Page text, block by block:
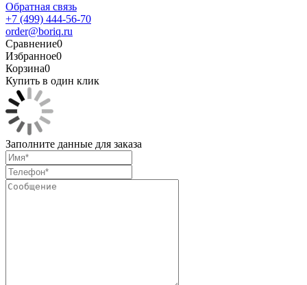
Обратная связь
+7 (499) 444-56-70
order@boriq.ru
Сравнение0
Избранное0
Корзина0
Купить в один клик
Заполните данные для заказа